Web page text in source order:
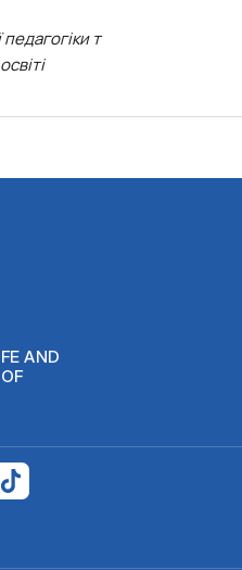
т
AND